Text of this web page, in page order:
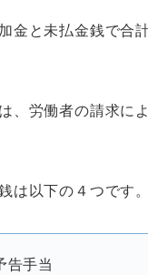
金と未払金銭で合
、労働者の請求に
は以下の４つです。
告手当